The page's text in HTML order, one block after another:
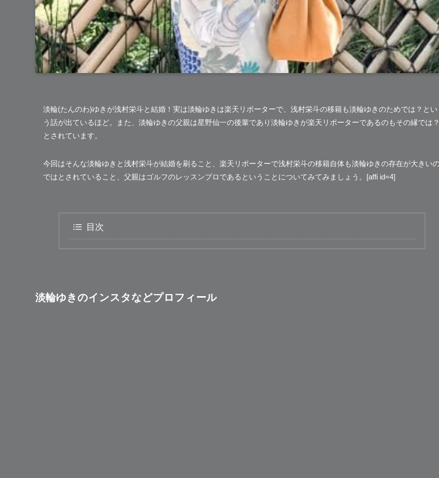
淡輪(たんのわ)ゆき が浅村栄斗と結婚！実は淡輪ゆきは楽天リポーターで、浅村栄斗の移籍も淡輪ゆきのためでは？とい
う話が出ているほど。また、淡輪ゆきの父親は星野仙一の後輩であり淡輪ゆきが楽天リポーターであるのもその縁では
とされています。
今回はそんな淡輪ゆきと浅村栄斗が結婚を刷ること、楽天リポーターで浅村栄斗の移籍自体も淡輪ゆきの存在が大きい
ではとされていること、父親はゴルフのレッスンプロであるということについてみてみましょう。[affi id=4]
目次
淡輪ゆきのインスタなどプロフィール